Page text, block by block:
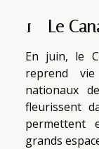
1 - Le
En juin, le
reprend
nationaux
fleurissent
permettent
grands